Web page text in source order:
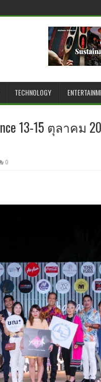
TECHNOLOGY
13-15 ตุลาคม
0